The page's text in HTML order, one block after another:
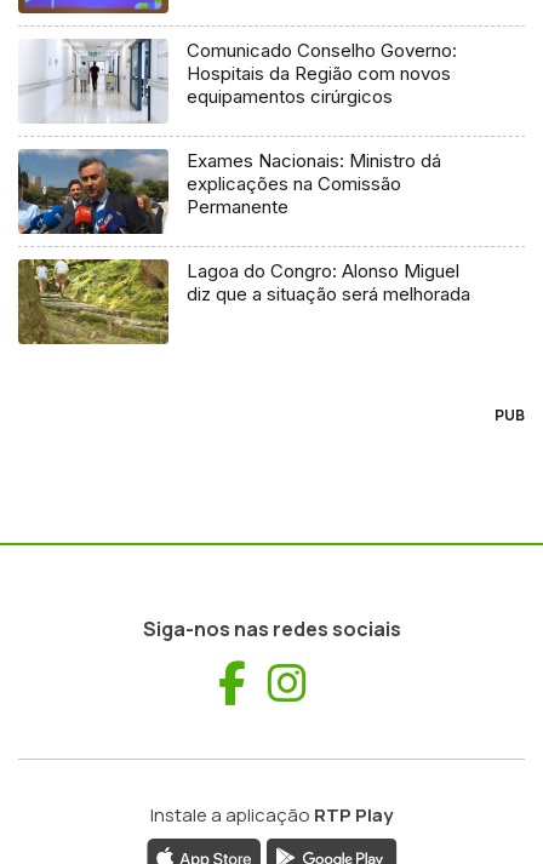
Comunicado Conselho Governo:
Hospitais da Região com novos
equipamentos cirúrgicos
Exames Nacionais: Ministro dá
explicações na Comissão
Permanente
Lagoa do Congro: Alonso Miguel
diz que a situação será melhorada
PUB
Siga-nos nas redes sociais
Facebook
Instale a aplicação RTP Play